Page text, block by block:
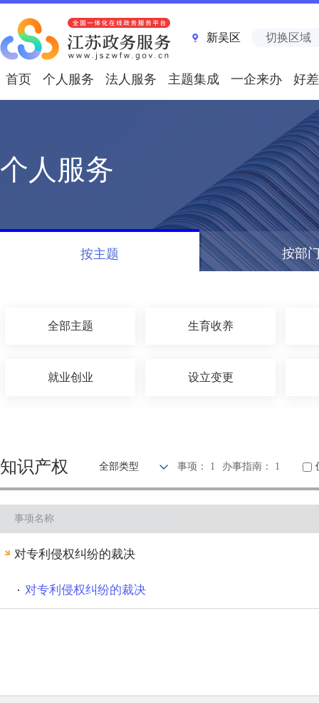
新吴区 切换区域
首页 个人服务 法人服务 主题集成 一企来办 好
个人服务
按主题 按部
全部主题 生育收养
就业创业 设立变更
知识产权 环保绿化
其他
知识产权 全部类型 事项： 1 办事指南： 1
事项名称
对专利侵权纠纷的裁决
对专利侵权纠纷的裁决